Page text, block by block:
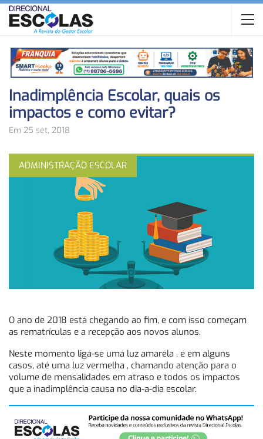
Inadimplência Escolar, quais os
impactos e como evitar?
Em 25 set, 2018
ADMINISTRAÇÃO ESCOLAR
O ano de 2018 está chegando ao fim, e com isso começam
as rematrículas e a recepção aos novos alunos.
Neste momento liga-se uma luz amarela , e em alguns
casos, até uma luz vermelha , chamando atenção para o
volume de mensalidades em atraso e todos os impactos
que a inadimplência causa no dia-a-dia escolar.